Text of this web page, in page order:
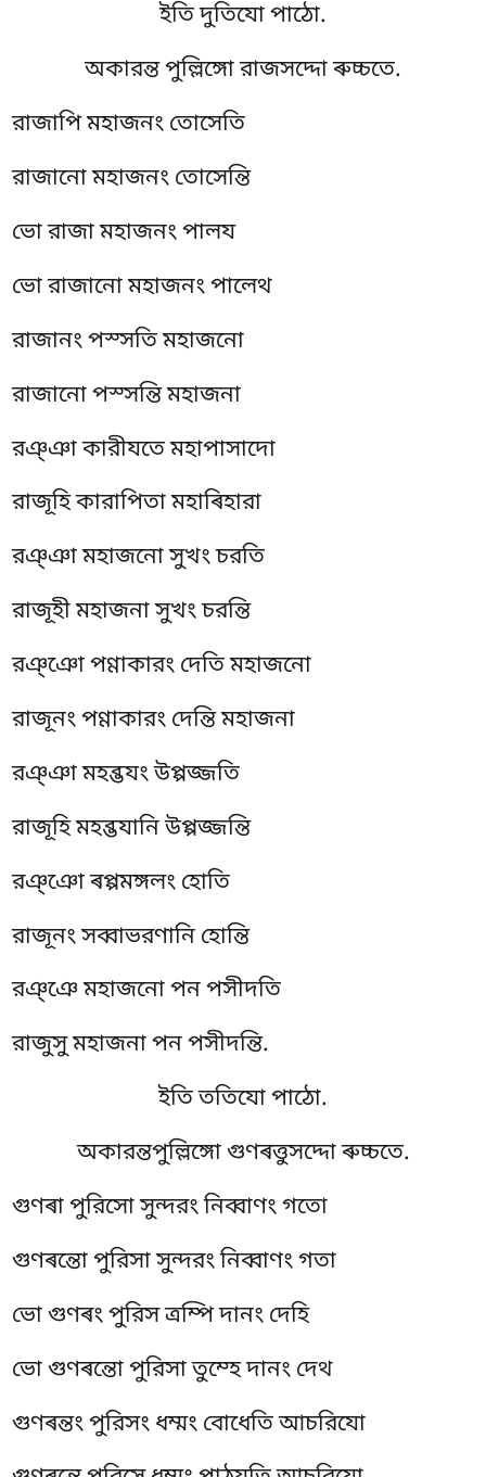
ইতি দুতিযো পাঠো.
অকারন্ত পুল্লিঙ্গো রাজসদ্দো ৰুচ্চতে.
রাজাপি মহাজনং তোসেতি
রাজানো মহাজনং তোসেন্তি
ভো রাজা মহাজনং পালয
ভো রাজানো মহাজনং পালেথ
রাজানং পস্সতি মহাজনো
রাজানো পস্সন্তি মহাজনা
রঞ্ঞা কারীযতে মহাপাসাদো
রাজূহি কারাপিতা মহাৰিহারা
রঞ্ঞা মহাজনো সুখং চরতি
রাজূহী মহাজনা সুখং চরন্তি
রঞ্ঞো পণ্ণাকারং দেতি মহাজনো
রাজূনং পণ্ণাকারং দেন্তি মহাজনা
রঞ্ঞা মহব্ভযং উপ্পজ্জতি
রাজূহি মহব্ভযানি উপ্পজ্জন্তি
রঞ্ঞো ৰপ্পমঙ্গলং হোতি
রাজূনং সব্বাভরণানি হোন্তি
রঞ্ঞে মহাজনো পন পসীদতি
রাজুসু মহাজনা পন পসীদন্তি.
ইতি ততিযো পাঠো.
অকারন্তপুল্লিঙ্গো গুণৰত্তুসদ্দো ৰুচ্চতে.
গুণৰা পুরিসো সুন্দরং নিব্বাণং গতো
গুণৰন্তোপুরিসা সুন্দরং নিব্বাণং গতা
ভো গুণৰং পুরিস ত্ৰম্পি দানং দেহি
ভো গুণৰন্তো পুরিসা তুম্হে দানং দেথ
গুণৰন্তং পুরিসং ধম্মং বোধেতি আচরিযো